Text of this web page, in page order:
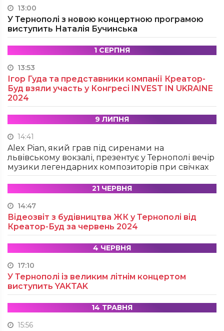
13:00
У Тернополі з новою концертною програмою
виступить Наталія Бучинська
1 СЕРПНЯ
13:53
Ігор Гуда та представники компанії Креатор-
Буд взяли участь у Конгресі INVEST IN UKRAINE
2024
9 ЛИПНЯ
14:41
Alex Pian, який грав під сиренами на
львівському вокзалі, презентує у Тернополі вечір
музики легендарних композиторів при свічках
21 ЧЕРВНЯ
14:47
Відеозвіт з будівництва ЖК у Тернополі від
Креатор-Буд за червень 2024
4 ЧЕРВНЯ
17:10
У Тернополі із великим літнім концертом
виступить YAKTAK
14 ТРАВНЯ
15:56